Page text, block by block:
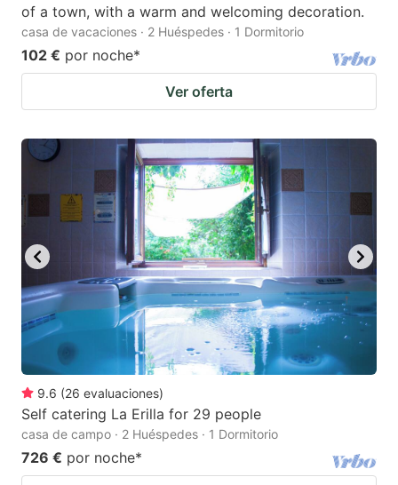
of a town, with a warm and welcoming decoration.
casa de vacaciones · 2 Huéspedes · 1 Dormitorio
102 € por noche*
Ver oferta
9.6 (26 evaluaciones)
Self catering La Erilla for 29 people
casa de campo · 2 Huéspedes · 1 Dormitorio
726 € por noche*